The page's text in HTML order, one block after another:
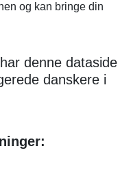
og kan bringe din
denne dataside
danskere i